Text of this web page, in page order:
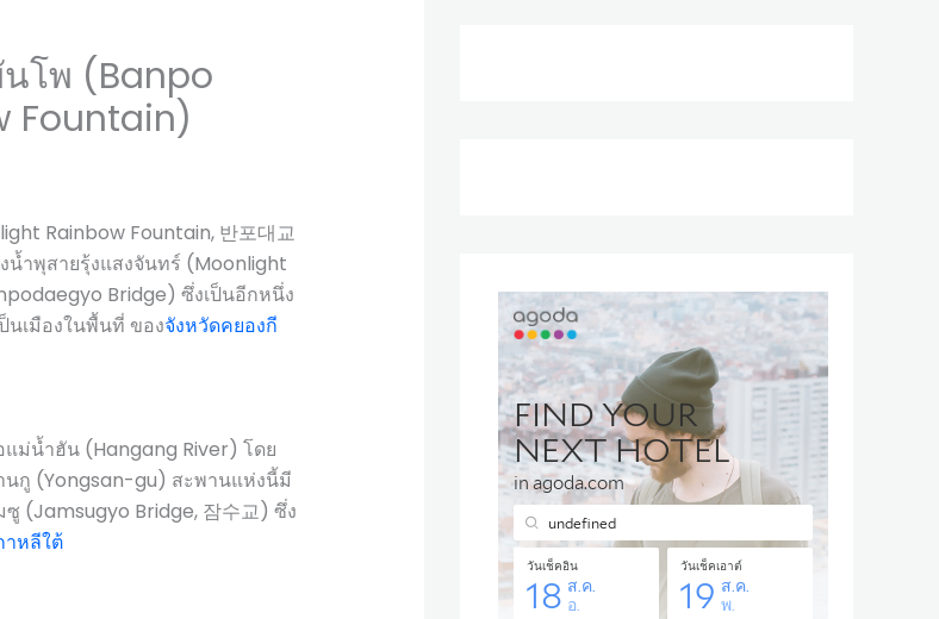
โพ (Banpo
Fountain)
Rainbow Fountain, 반포대교
น้ำพุสายรุ้งแสงจันทร์ (Moonlight
Bridge) ซึ่งเป็นอีกหนึ่ง
นเมืองในพื้นที่ ของจังหวัดคยองกี
แม่น้ำฮัน (Hangang River) โดย
นกู (Yongsan-gu) สะพานแห่งนี้มี
(Jamsugyo Bridge, 잠수교) ซึ่ง
าหลีใต้